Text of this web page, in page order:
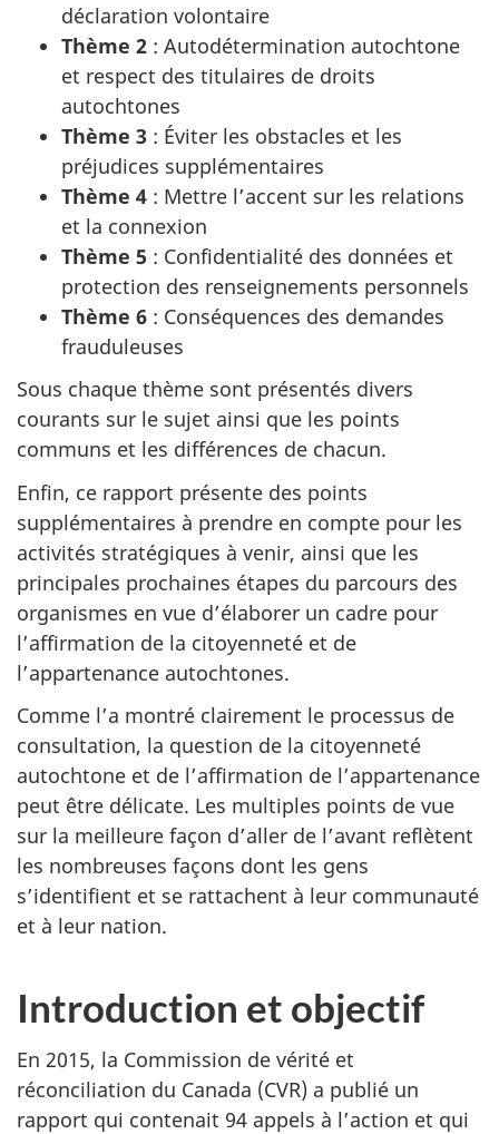
déclaration volontaire
Thème 2 : Autodétermination autochtone
et respect des titulaires de droits
autochtones
Thème 3 : Éviter les obstacles et les
préjudices supplémentaires
Thème 4 : Mettre l’accent sur les relations
et la connexion
Thème 5 : Confidentialité des données et
protection des renseignements personnels
Thème 6 : Conséquences des demandes
frauduleuses
Sous chaque thème sont présentés divers
courants sur le sujet ainsi que les points
communs et les différences de chacun.
Enfin, ce rapport présente des points
supplémentaires à prendre en compte pour les
activités stratégiques à venir, ainsi que les
principales prochaines étapes du parcours des
organismes en vue d’élaborer un cadre pour
l’affirmation de la citoyenneté et de
l’appartenance autochtones.
Comme l’a montré clairement le processus de
consultation, la question de la citoyenneté
autochtone et de l’affirmation de l’appartenance
peut être délicate. Les multiples points de vue
sur la meilleure façon d’aller de l’avant reflètent
les nombreuses façons dont les gens
s’identifient et se rattachent à leur communauté
et à leur nation.
Introduction et objectif
En 2015, la Commission de vérité et
réconciliation du Canada (CVR) a publié un
rapport qui contenait 94 appels à l’action et qui